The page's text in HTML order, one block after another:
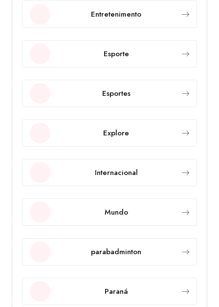
Entretenimento
Esporte
Esportes
Explore
Internacional
Mundo
parabadminton
Paraná